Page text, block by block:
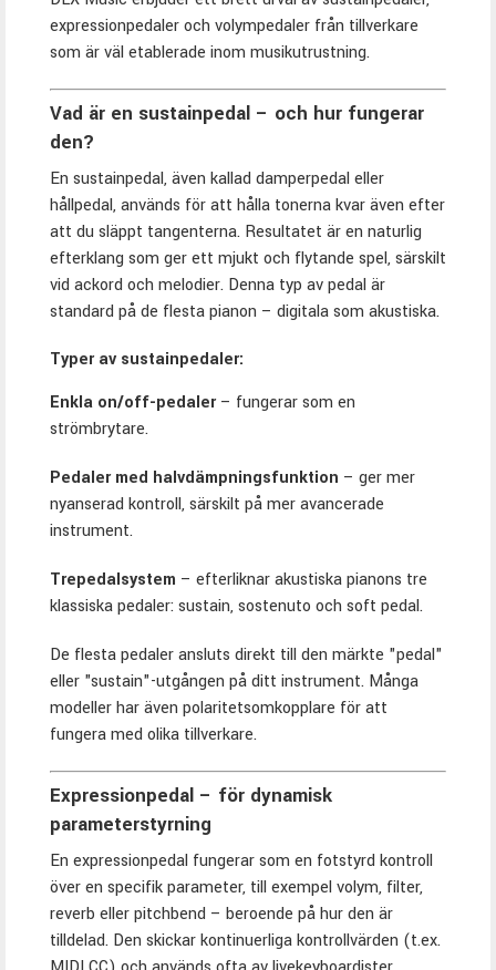
expressionpedaler och volympedaler från tillverkare
som är väl etablerade inom musikutrustning.
Vad är en sustainpedal – och hur fungerar
den?
En sustainpedal, även kallad damperpedal eller
hållpedal, används för att hålla tonerna kvar även efter
att du släppt tangenterna. Resultatet är en naturlig
efterklang som ger ett mjukt och flytande spel, särskilt
vid ackord och melodier. Denna typ av pedal är
standard på de flesta pianon – digitala som akustiska.
Typer av sustainpedaler:
Enkla on/off-pedaler– fungerar som en
strömbrytare.
Pedaler med halvdämpningsfunktion – ger mer
nyanserad kontroll, särskilt på mer avancerade
instrument.
Trepedalsystem – efterliknar akustiska pianons tre
klassiska pedaler: sustain, sostenuto och soft pedal.
De flesta pedaler ansluts direkt till den märkte "pedal"
eller "sustain"-utgången på ditt instrument. Många
modeller har även polaritetsomkopplare för att
fungera med olika tillverkare.
Expressionpedal – för dynamisk
parameterstyrning
En expressionpedal fungerar som en fotstyrd kontroll
över en specifik parameter, till exempel volym, filter,
reverb eller pitchbend – beroende på hur den är
tilldelad. Den skickar kontinuerliga kontrollvärden (t.ex.